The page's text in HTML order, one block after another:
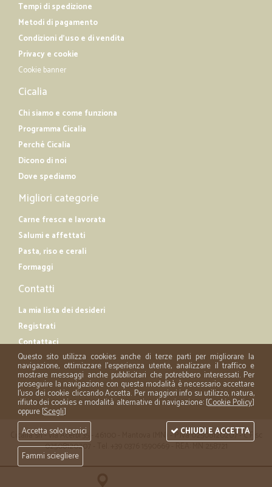
Tempi di spedizione
Metodi di pagamento
Condizioni d'uso e di vendita
Privacy e cookie
Cookie banner
Cicalia
Chi siamo e come funziona
Programma Cicalia
Perché Cicalia
Dicono di noi
Dove spediamo
Migliori categorie
Carne fresca e lavorata
Salumi e affettati
Pasta, riso e cerali
Formaggi
Contatti
La mia lista dei desideri
Registrati
Contattaci
Cicalia srl - via Acerbi 35 - 46100 - Mantova (MN) - P.iva 02508120207 - C.Fisc
02508120207 - Tel. +39 0376 1590669 - REA: MN 258721
Questo sito utilizza cookies anche di terze parti per migliorare la
navigazione, ottimizzare l'esperienza utente, analizzare il traffico e
mostrare messaggi anche pubblicitari che potrebbero interessati. Per
proseguire la navigazione con questa modalità è necessario accettare
l'uso dei cookie cliccando Accetta. Per maggiori info su utilizzo, natura,
rifiuto dei cookies e modalità alternative di navigazione: [Cookie Policy]
oppure [Scegli]
Accetta solo tecnici
Fammi sciegliere
CHIUDI E ACCETTA